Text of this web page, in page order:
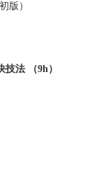
版）
法 （9h）